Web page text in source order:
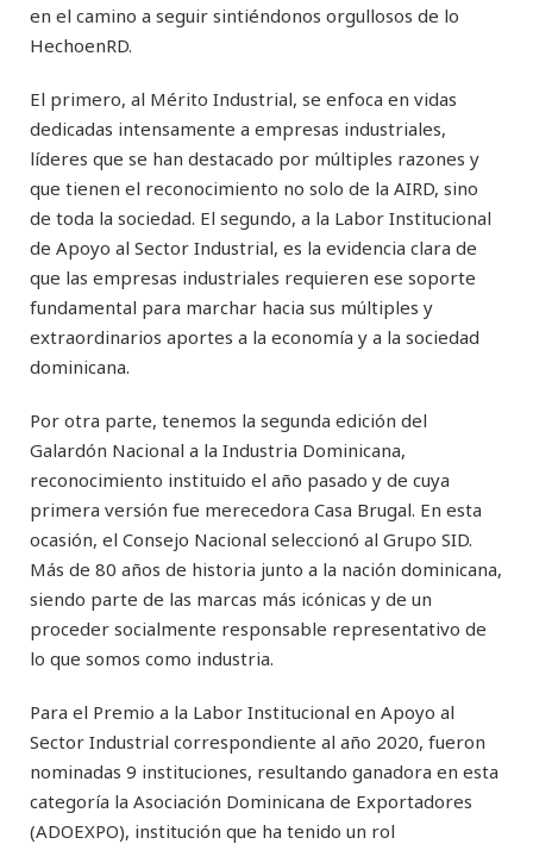
en el camino a seguir sintiéndonos orgullosos de lo
HechoenRD.
El primero, al Mérito Industrial, se enfoca en vidas
dedicadas intensamente a empresas industriales,
líderes que se han destacado por múltiples razones y
que tienen el reconocimiento no solo de la AIRD, sino
de toda la sociedad. El segundo, a la Labor Institucional
de Apoyo al Sector Industrial, es la evidencia clara de
que las empresas industriales requieren ese soporte
fundamental para marchar hacia sus múltiples y
extraordinarios aportes a la economía y a la sociedad
dominicana.
Por otra parte, tenemos la segunda edición del
Galardón Nacional a la Industria Dominicana,
reconocimiento instituido el año pasado y de cuya
primera versión fue merecedora Casa Brugal. En esta
ocasión, el Consejo Nacional seleccionó al Grupo SID.
Más de 80 años de historia junto a la nación dominicana,
siendo parte de las marcas más icónicas y de un
proceder socialmente responsable representativo de
lo que somos como industria.
Para el Premio a la Labor Institucional en Apoyo al
Sector Industrial correspondiente al año 2020, fueron
nominadas 9 instituciones, resultando ganadora en esta
categoría la Asociación Dominicana de Exportadores
(ADOEXPO), institución que ha tenido un rol